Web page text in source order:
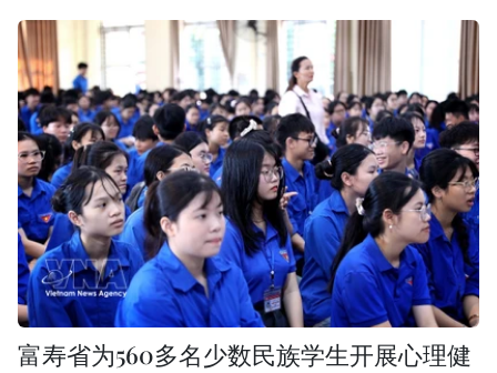
富寿省为560多名少数民族学生开展心理健